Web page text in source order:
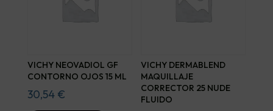
VICHY NEOVADIOL GF
CONTORNO OJOS 15 ML
30,54 €
VICHY DERMABLEND
MAQUILLAJE
CORRECTOR 25 NUDE
FLUIDO